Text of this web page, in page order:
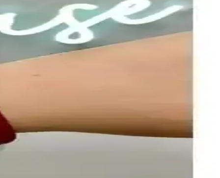
öne çıkan bir saat kayışıdır.
artırmayı hedefler.
kullanıcı memnuniyetini artırıyor.
ve estetik kumaş hissi konforu artırır; montaj kolaylığı ve